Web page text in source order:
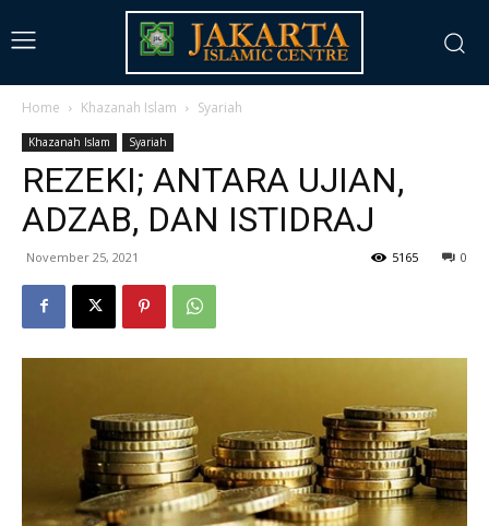
Home Khazanah Islam Syariah
Khazanah Islam Syariah
REZEKI; ANTARA UJIAN,
ADZAB, DAN ISTIDRAJ
November 25, 2021 0
5165